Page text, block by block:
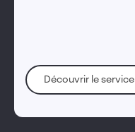
Découvrir le service